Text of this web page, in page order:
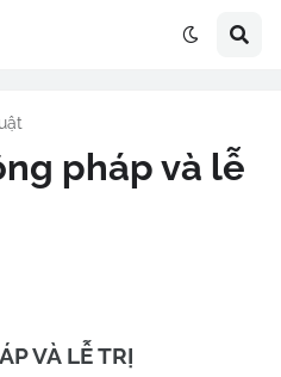
pháp và lễ
VÀ LỄ TRỊ